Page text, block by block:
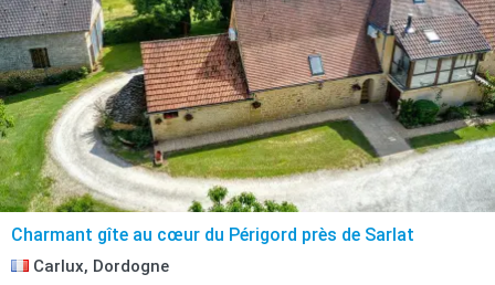
Charmant gîte au cœur du Périgord près de Sarlat
Carlux, Dordogne